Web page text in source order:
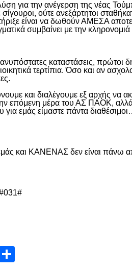
για την ανέγερση της νέας
ούτε ανεξάρτητοι
είναι να δωθούν ΑΜΕΣΑ
συμβαίνει με την
ανυπόστατες καταστάσεις,
τερτίπια. Όσο και αν
και διαλέγουμε εξ αρχής
μέρα του ΑΣ ΠΑΟΚ, αλλά
για εμάς είμαστε πάντα
και ΚΑΝΕΝΑΣ δεν είναι πάνω